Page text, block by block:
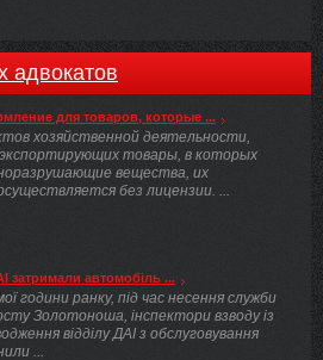
адвокатов
для товаров, которые ...
хозяйственной деятельности,
товары, в которых
вещества, их
без лицензии. ...
затримали автомобіль ...
години ранку, під час несення служби
Золотоноша, інспектори взводу із
відділу ДАІ з обслуговування
...